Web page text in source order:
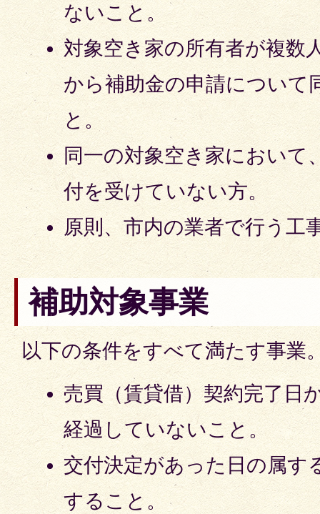
ないこと。
対象空き家の所有者が複数
から補助金の申請について
と。
同一の対象空き家において
付を受けていない方。
原則、市内の業者で行う工
補助対象事業
以下の条件をすべて満たす事業
売買（賃貸借）契約完了日
経過していないこと。
交付決定があった日の属す
すること。